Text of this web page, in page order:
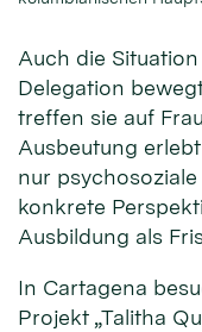
Auch die
Delegation
treffen sie auf
Ausbeutung
nur
konkrete
Ausbildung als
In Cartagena
Projekt „Talitha